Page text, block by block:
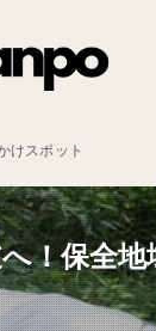
けスポット
！保全